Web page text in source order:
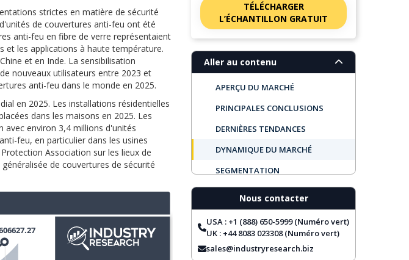
strictes en matière de sécurité
de couvertures anti-feu ont été
anti-feu en fibre de verre représentaient
et les applications à haute température.
et en Inde. La sensibilisation
nouveaux utilisateurs entre 2023 et
anti-feu dans le monde en 2025.
en 2025. Les installations résidentielles
dans les maisons en 2025. Les
avec environ 3,4 millions d'unités
feu, en particulier dans les usines
Association sur les lieux de
de couvertures de sécurité
TÉLÉCHARGER
L’ÉCHANTILLON GRATUIT
Aller au contenu
APERÇU DU MARCHÉ
PRINCIPALES CONCLUSIONS
DERNIÈRES TENDANCES
DYNAMIQUE DU MARCHÉ
SEGMENTATION
PERSPECTIVES RÉGIONALES
PRINCIPALES ENTREPRISES
COUVERTURE DU RAPPORT
QUESTIONS FRÉQUEMMENT
Nous contacter
USA : +1 (888) 650-5999 (Numéro vert)
UK : +44 8083 023308 (Numéro vert)
sales@industryresearch.biz